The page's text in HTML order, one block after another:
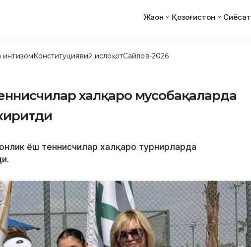
Жаҳон Қозоғистон Сиёсат
интизомКонституциявий ислоҳотСайлов-2026
халқаро мусобақаларда
ёш теннисчилар халқаро турнирларда